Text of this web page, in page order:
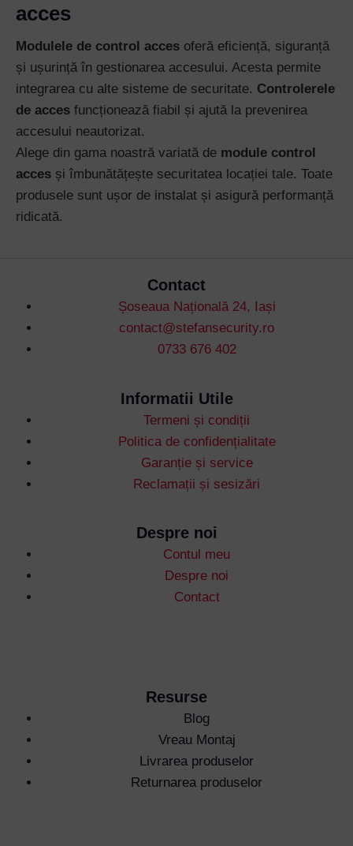
acces
Modulele de control acces oferă eficiență, siguranță
și ușurință în gestionarea accesului. Acesta permite
integrarea cu alte sisteme de securitate. Controlerele
de acces funcționează fiabil și ajută la prevenirea
accesului neautorizat.
Alege din gama noastră variată de module control
acces și îmbunătățește securitatea locației tale. Toate
produsele sunt ușor de instalat și asigură performanță
ridicată.
Contact
Șoseaua Națională 24, Iași
contact@stefansecurity.ro
0733 676 402
Informatii Utile
Termeni și condiții
Politica de confidențialitate
Garanție și service
Reclamații și sesizări
Despre noi
Contul meu
Despre noi
Contact
Resurse
Blog
Vreau Montaj
Livrarea produselor
Returnarea produselor